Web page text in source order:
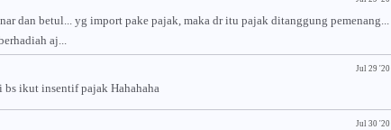
dan betul... yg import pake pajak, maka dr itu pajak ditanggung pemenang...
aj...
Jul 29 '20
bs ikut insentif pajak Hahahaha
Jul 30 '20